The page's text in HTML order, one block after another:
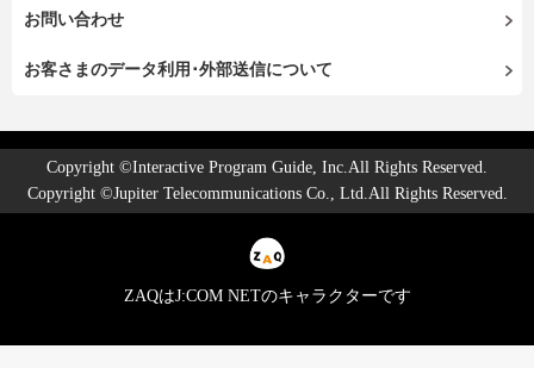
お問い合わせ
お客さまのデータ利用･外部送信について
Copyright ©Interactive Program Guide, Inc.All Rights Reserved.
Copyright ©Jupiter Telecommunications Co., Ltd.All Rights Reserved.
ZAQはJ:COM NETのキャラクターです